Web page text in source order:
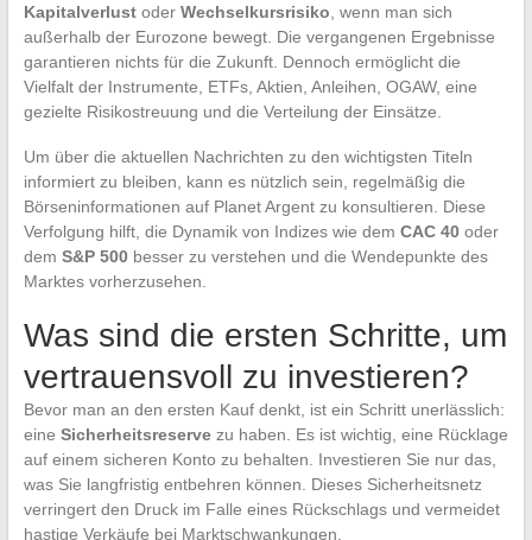
Kapitalverlustoder Wechselkursrisiko , wenn man sich
außerhalb der Eurozone bewegt. Die vergangenen Ergebnisse
garantieren nichts für die Zukunft. Dennoch ermöglicht die
Vielfalt der Instrumente, ETFs, Aktien, Anleihen, OGAW, eine
gezielte Risikostreuung und die Verteilung der Einsätze.
Um über die aktuellen Nachrichten zu den wichtigsten Titeln
informiert zu bleiben, kann es nützlich sein, regelmäßig die
Börseninformationen auf Planet Argent zu konsultieren. Diese
Verfolgung hilft, die Dynamik von Indizes wie dem CAC 40oder
dem S&P 500besser zu verstehen und die Wendepunkte des
Marktes vorherzusehen.
Was sind die ersten Schritte, um
vertrauensvoll zu investieren?
Bevor man an den ersten Kauf denkt, ist ein Schritt unerlässlich:
eine Sicherheitsreservezu haben. Es ist wichtig, eine Rücklage
auf einem sicheren Konto zu behalten. Investieren Sie nur das,
was Sie langfristig entbehren können. Dieses Sicherheitsnetz
verringert den Druck im Falle eines Rückschlags und vermeidet
hastige Verkäufe bei Marktschwankungen.